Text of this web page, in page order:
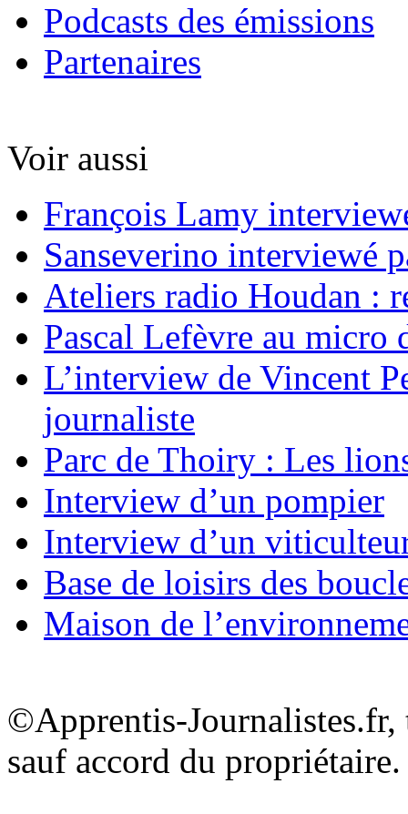
Podcasts des émissions
Partenaires
Voir aussi
François Lamy
Sanseverino interviewé
Ateliers radio Houdan :
Pascal Lefèvre au micro
L’interview de Vincent
journaliste
Parc de Thoiry : Les
Interview d’un pompier
Interview d’un
Base de loisirs des
Maison de
©Apprentis-
sauf accord du propriétaire.